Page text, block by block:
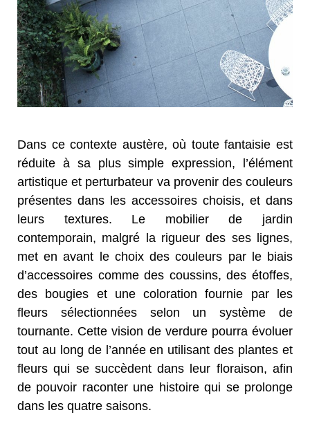
Dans ce contexte austère, où toute fantaisie est
réduite à sa plus simple expression, l’élément
artistique et perturbateur va provenir des couleurs
présentes dans les accessoires choisis, et dans
leurs textures. Le mobilier de jardin
contemporain, malgré la rigueur des ses lignes,
met en avant le choix des couleurs par le biais
d’accessoires comme des coussins, des étoffes,
des bougies et une coloration fournie par les
fleurs sélectionnées selon un système de
tournante. Cette vision de verdure pourra évoluer
tout au long de l’année en utilisant des plantes et
fleurs qui se succèdent dans leur floraison, afin
de pouvoir raconter une histoire qui se prolonge
dans les quatre saisons.